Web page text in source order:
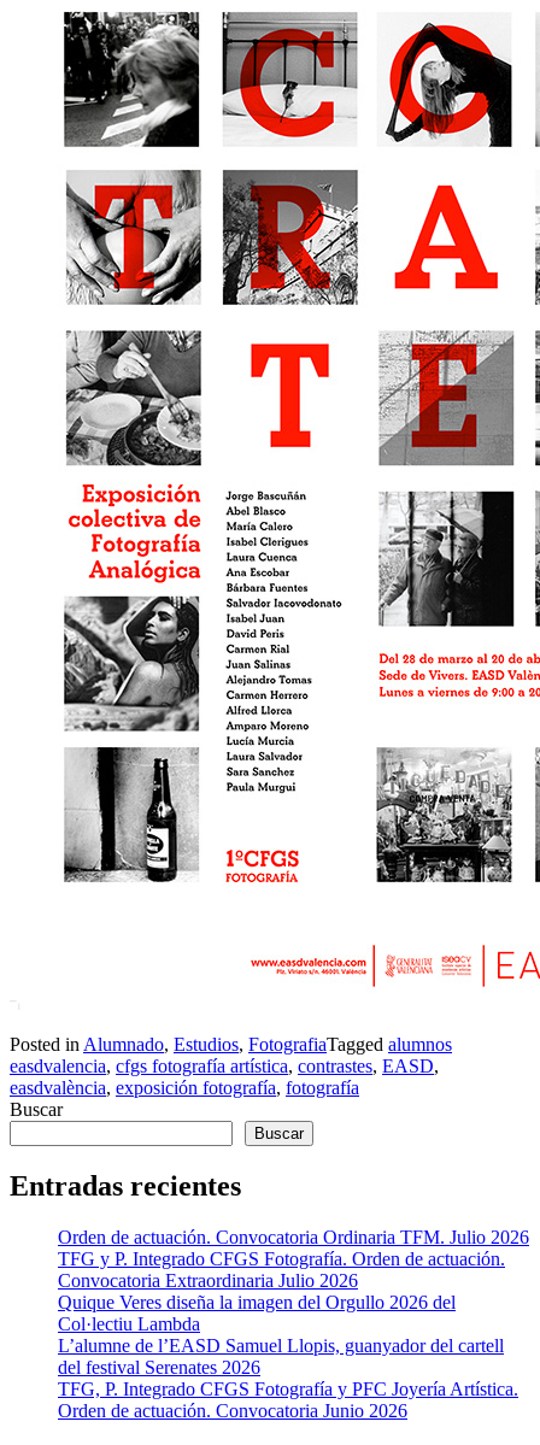
Posted in Alumnado, Estudios, FotografiaTagged alumnos
easdvalencia, cfgs fotografía artística, contrastes, EASD,
easdvalència, exposición fotografía, fotografía
Buscar
Buscar
Entradas recientes
Orden de actuación. Convocatoria Ordinaria TFM. Julio 2026
TFG y P. Integrado CFGS Fotografía. Orden de actuación.
Convocatoria Extraordinaria Julio 2026
Quique Veres diseña la imagen del Orgullo 2026 del
Col·lectiu Lambda
L’alumne de l’EASD Samuel Llopis, guanyador del cartell
del festival Serenates 2026
TFG, P. Integrado CFGS Fotografía y PFC Joyería Artística.
Orden de actuación. Convocatoria Junio 2026